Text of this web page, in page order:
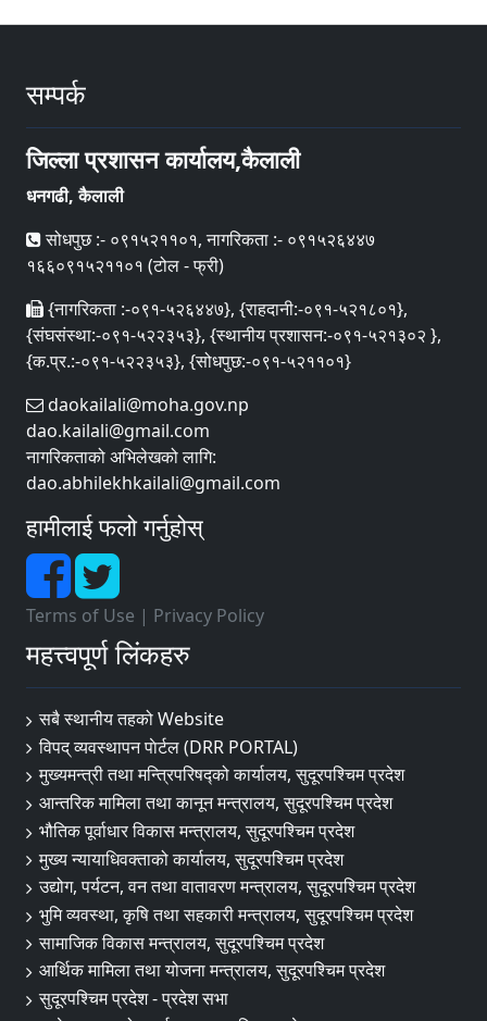
सम्पर्क
जिल्ला प्रशासन कार्यालय,कैलाली
धनगढी, कैलाली
सोधपुछ :- ०९१५२११०१, नागरिकता :- ०९१५२६४४७
१६६०९१५२११०१ (टोल - फ्री)
{नागरिकता :-०९१-५२६४४७}, {राहदानी:-०९१-५२१८०१},
{संघसंस्था:-०९१-५२२३५३}, {स्थानीय प्रशासन:-०९१-५२१३०२ },
{क.प्र.:-०९१-५२२३५३}, {सोधपुछ:-०९१-५२११०१}
daokailali@moha.gov.np
dao.kailali@gmail.com
नागरिकताको अभिलेखको लागि:
dao.abhilekhkailali@gmail.com
हामीलाई फलो गर्नुहोस्
Terms of Use | Privacy Policy
महत्त्वपूर्ण लिंकहरु
सबै स्थानीय तहको Website
विपद् व्यवस्थापन पाेर्टल (DRR PORTAL)
मुख्यमन्त्री तथा मन्त्रिपरिषद्को कार्यालय, सुदूरपश्चिम प्रदेश
आन्तरिक मामिला तथा कानून मन्त्रालय, सुदूरपश्चिम प्रदेश
भौतिक पूर्वाधार विकास मन्त्रालय, सुदूरपश्चिम प्रदेश
मुख्य न्यायाधिवक्ताको कार्यालय, सुदूरपश्चिम प्रदेश
उद्योग, पर्यटन, वन तथा वातावरण मन्त्रालय, सुदूरपश्चिम प्रदेश
भुमि व्यवस्था, कृषि तथा सहकारी मन्त्रालय, सुदूरपश्चिम प्रदेश
सामाजिक विकास मन्त्रालय, सुदूरपश्चिम प्रदेश
आर्थिक मामिला तथा योजना मन्त्रालय, सुदूरपश्चिम प्रदेश
सुदूरपश्चिम प्रदेश - प्रदेश सभा